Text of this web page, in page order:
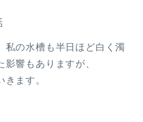
私の水槽も半日ほど白く濁
響もありますが、
ます。